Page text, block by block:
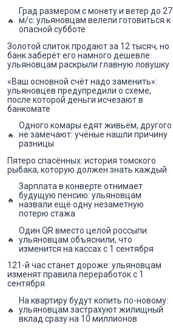
Град размером с монету и ветер до 27
м/с: ульяновцам велели готовиться к
опасной субботе
Золотой слиток продают за 12 тысяч, но
банк заберёт его намного дешевле:
ульяновцам раскрыли главную ловушку
«Ваш основной счёт надо заменить»:
ульяновцев предупредили о схеме,
после которой деньги исчезают в
банкомате
Одного комары едят живьём, другого
не замечают: учёные нашли причину
разницы
Пятеро спасённых: история томского
рыбака, которую должен знать каждый
Зарплата в конверте отнимает
будущую пенсию: ульяновцам
назвали ещё одну незаметную
потерю стажа
Один QR вместо целой россыпи:
ульяновцам объяснили, что
изменится на кассах с 1 сентября
121-й час станет дороже: ульяновцам
изменят правила переработок с 1
сентября
На квартиру будут копить по-новому:
ульяновцам застрахуют жилищный
вклад сразу на 10 миллионов